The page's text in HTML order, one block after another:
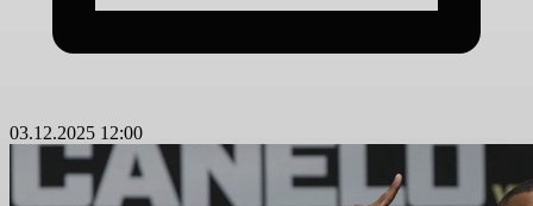
03.12.2025 12:00